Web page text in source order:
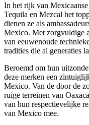
In het rijk van
Tequila en Mezcal het
dienen ze als
Mexico. Met zorgvuldige
van eeuwenoude
tradities die al generaties
Beroemd om hun
deze merken een
Mexico. Van de door de
ruige terreinen van
van hun respectievelijke
van Mexico mee.